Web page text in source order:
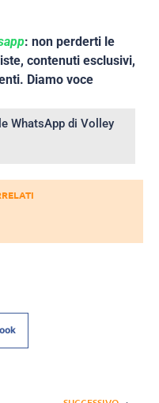
: non perderti le
contenuti esclusivi,
Diamo voce
WhatsApp di Volley